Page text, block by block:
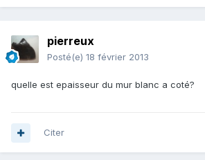
pierreux
Posté(e) 18 février 2013
quelle est epaisseur du mur blanc a coté?
Citer